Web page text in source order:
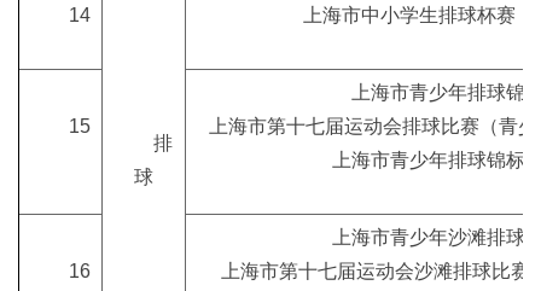
排
球
14 上海市中小学生排球杯赛
15
上海市青少年排球锦
上海市第十七届运动会排球比赛（青
上海市青少年排球锦标
16
上海市青少年沙滩排球
上海市第十七届运动会沙滩排球比赛